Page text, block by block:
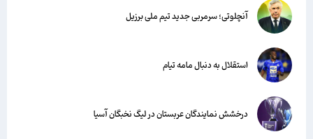
آنچلوتی؛ سرمربی جدید تیم ملی برزیل
استقلال به دنبال مامه تیام
درخشش نمایندگان عربستان در لیگ نخبگان آسیا